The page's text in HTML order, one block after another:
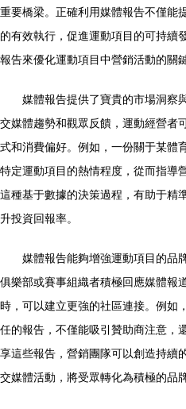
重要橋梁。正確利用媒體報告不僅能
的有效執行，促進運動項目的可持續
報告來優化運動項目中營銷活動的關
媒體報告提供了寶貴的市場洞察
交媒體趨勢和觀眾反饋，運動經營者
式和消費偏好。例如，一份關于某體
特定運動項目的熱情程度，從而指導
這種基于數據的決策過程，有助于精
升投資回報率。
媒體報告能夠增強運動項目的品
俱樂部或賽事組織者積極回應媒體報
時，可以建立更強的社區連接。例如
任的報告，不僅能吸引贊助商注意，
享這些報告，營銷團隊可以創造持續
交媒體活動，將受眾轉化為積極的品